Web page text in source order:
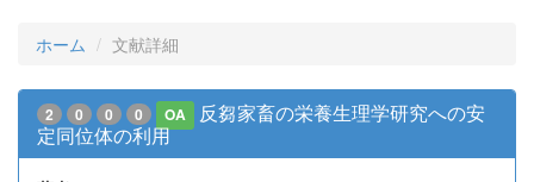
ホーム 文献詳細
2 0 0 0 OA
反芻家畜の栄養生理学研究への安
定同位体の利用